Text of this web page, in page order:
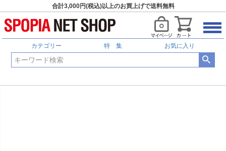
合計3,000円(税込)以上のお買上げで送料無料
カテゴリー 特 集 お気に入り